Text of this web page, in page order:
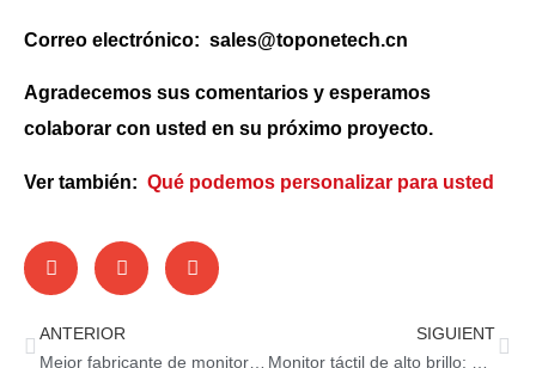
Correo electrónico: sales@toponetech.cn
Agradecemos sus comentarios y esperamos
colaborar con usted en su próximo proyecto.
Ver también: Qué podemos personalizar para usted
ANTERIOR
SIGUIENT